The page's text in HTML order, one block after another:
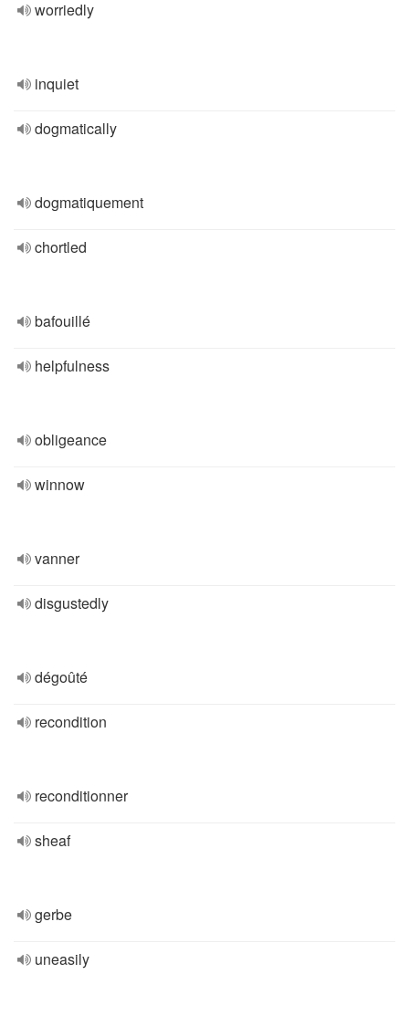
worriedly
inquiet
dogmatically
dogmatiquement
chortled
bafouillé
helpfulness
obligeance
winnow
vanner
disgustedly
dégoûté
recondition
reconditionner
sheaf
gerbe
uneasily